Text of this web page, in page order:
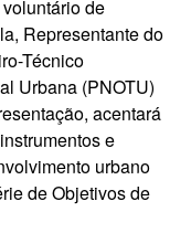
de
Representante do
Técnico
Urbana (PNOTU)
acentará
e
urbano
de Objetivos de